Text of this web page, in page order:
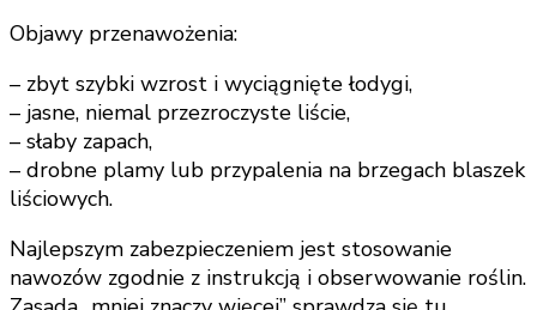
Objawy przenawożenia:
– zbyt szybki wzrost i wyciągnięte łodygi,
– jasne, niemal przezroczyste liście,
– słaby zapach,
– drobne plamy lub przypalenia na brzegach blaszek
liściowych.
Najlepszym zabezpieczeniem jest stosowanie
nawozów zgodnie z instrukcją i obserwowanie roślin.